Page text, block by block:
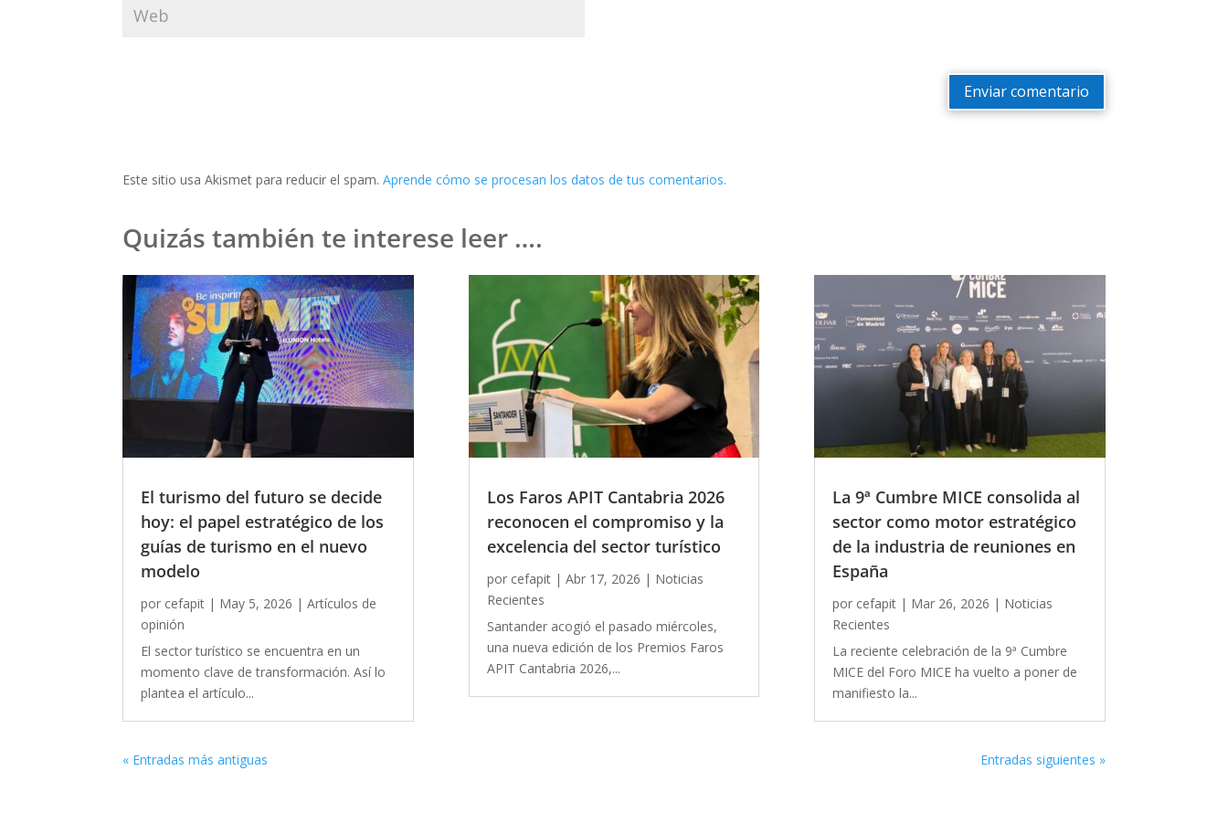
Enviar comentario
Este sitio usa Akismet para reducir el spam.Aprende cómo se procesan los datos de tus comentarios.
Quizás también te interese leer ….
El turismo del futuro se decide
hoy: el papel estratégico de los
guías de turismo en el nuevo
modelo
por cefapit | May 5, 2026 |Artículos de
opinión
El sector turístico se encuentra en un
momento clave de transformación. Así lo
plantea el artículo...
Los Faros APIT Cantabria 2026
reconocen el compromiso y la
excelencia del sector turístico
por cefapit| Abr 17, 2026 | Noticias
Recientes
Santander acogió el pasado miércoles,
una nueva edición de los Premios Faros
APIT Cantabria 2026,...
La 9ª Cumbre MICE consolida al
sector como motor estratégico
de la industria de reuniones en
España
por cefapit| Mar 26, 2026 | Noticias
Recientes
La reciente celebración de la 9ª Cumbre
MICE del Foro MICE ha vuelto a poner de
manifiesto la...
« Entradas más antiguas Entradas siguientes »